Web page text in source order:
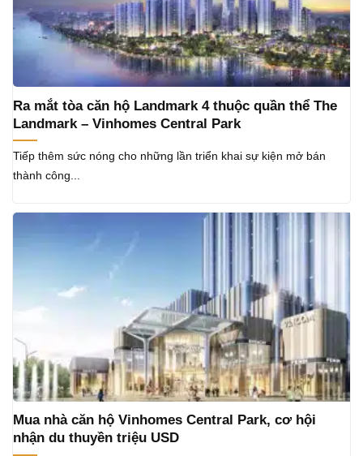
​Ra mắt tòa căn hộ Landmark 4 thuộc quần thể The
Landmark – Vinhomes Central Park
Tiếp thêm sức nóng cho những lần triển khai sự kiện mở bán
thành công...
Mua nhà căn hộ Vinhomes Central Park, cơ hội
nhận du thuyền triệu USD